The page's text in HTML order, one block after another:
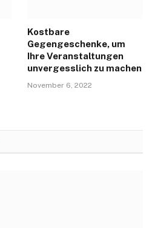
Kostbare
Gegengeschenke, um
Ihre Veranstaltungen
unvergesslich zu machen
November 6, 2022